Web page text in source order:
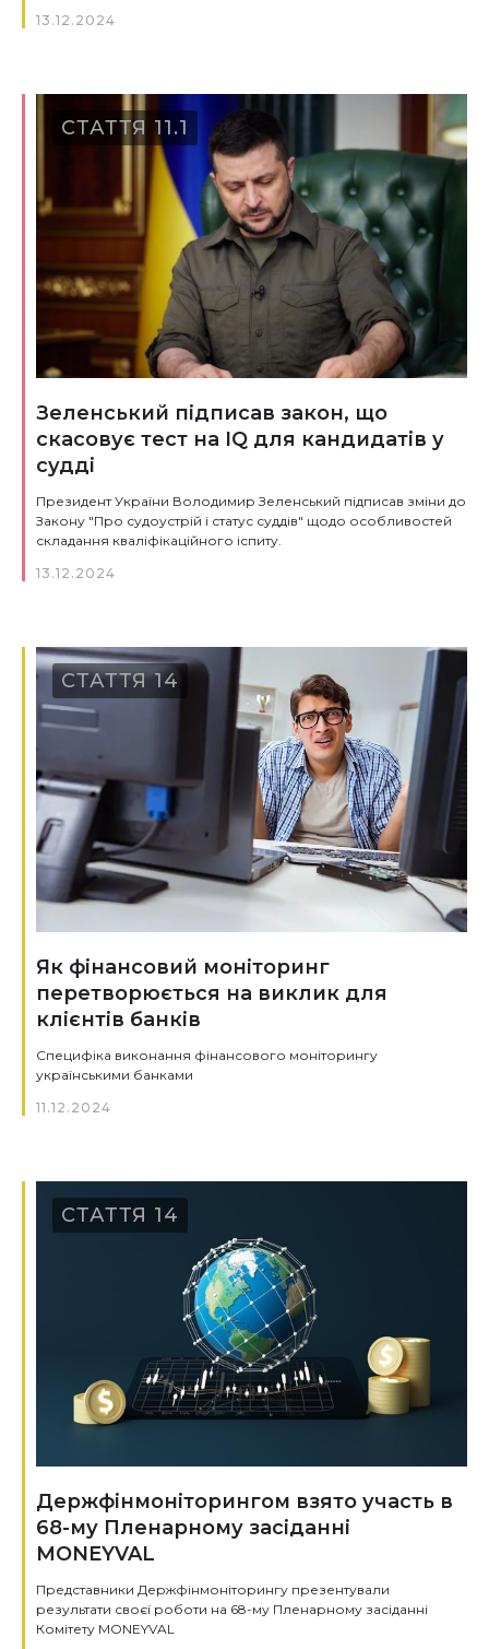
13.12.2024
СТАТТЯ 11.1
Зеленський підписав закон, що
скасовує тест на IQ для кандидатів у
судді
Президент України Володимир Зеленський підписав зміни до
Закону "Про судоустрій і статус суддів" щодо особливостей
складання кваліфікаційного іспиту.
13.12.2024
СТАТТЯ 14
Як фінансовий моніторинг
перетворюється на виклик для
клієнтів банків
Специфіка виконання фінансового моніторингу
українськими банками
11.12.2024
СТАТТЯ 14
Держфінмоніторингом взято участь в
68-му Пленарному засіданні
MONEYVAL
Представники Держфінмоніторингу презентували
результати своєї роботи на 68-му Пленарному засіданні
Комітету MONEYVAL